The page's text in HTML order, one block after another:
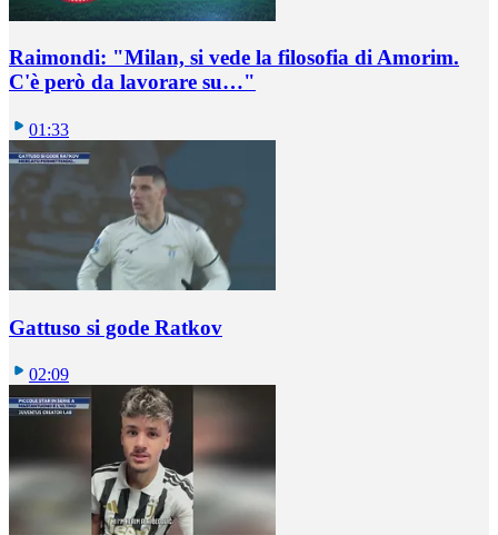
Raimondi: "Milan, si vede la filosofia di Amorim.
C'è però da lavorare su…"
01:33
Gattuso si gode Ratkov
02:09